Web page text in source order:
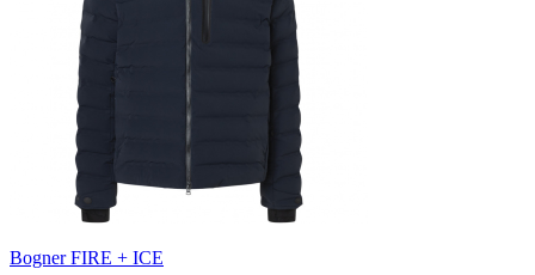
Bogner FIRE + ICE